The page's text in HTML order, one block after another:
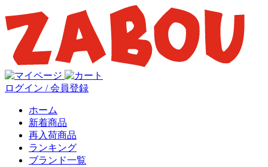
ログイン / 会員登録
ホーム
新着商品
再入荷商品
ランキング
ブランド一覧